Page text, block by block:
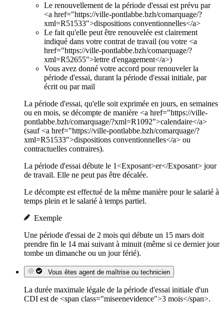
Le renouvellement de la période d'essai est prévu par
<a href="https://ville-pontlabbe.bzh/comarquage/?
xml=R51533">dispositions conventionnelles</a>
Le fait qu'elle peut être renouvelée est clairement
indiqué dans votre contrat de travail (ou votre <a
href="https://ville-pontlabbe.bzh/comarquage/?
xml=R52655">lettre d'engagement</a>)
Vous avez donné votre accord pour renouveler la
période d'essai, durant la période d'essai initiale, par
écrit ou par mail
La période d'essai, qu'elle soit exprimée en jours, en semaines
ou en mois, se décompte de manière <a href="https://ville-
pontlabbe.bzh/comarquage/?xml=R1092">calendaire</a>
(sauf <a href="https://ville-pontlabbe.bzh/comarquage/?
xml=R51533">dispositions conventionnelles</a> ou
contractuelles contraires).
La période d'essai débute le 1<Exposant>er</Exposant> jour
de travail. Elle ne peut pas être décalée.
Le décompte est effectué de la même manière pour le salarié à
temps plein et le salarié à temps partiel.
Exemple
Une période d'essai de 2 mois qui débute un 15 mars doit
prendre fin le 14 mai suivant à minuit (même si ce dernier jour
tombe un dimanche ou un jour férié).
Vous êtes agent de maîtrise ou technicien
La durée maximale légale de la période d'essai initiale d'un
CDI est de <span class="miseenevidence">3 mois</span>.